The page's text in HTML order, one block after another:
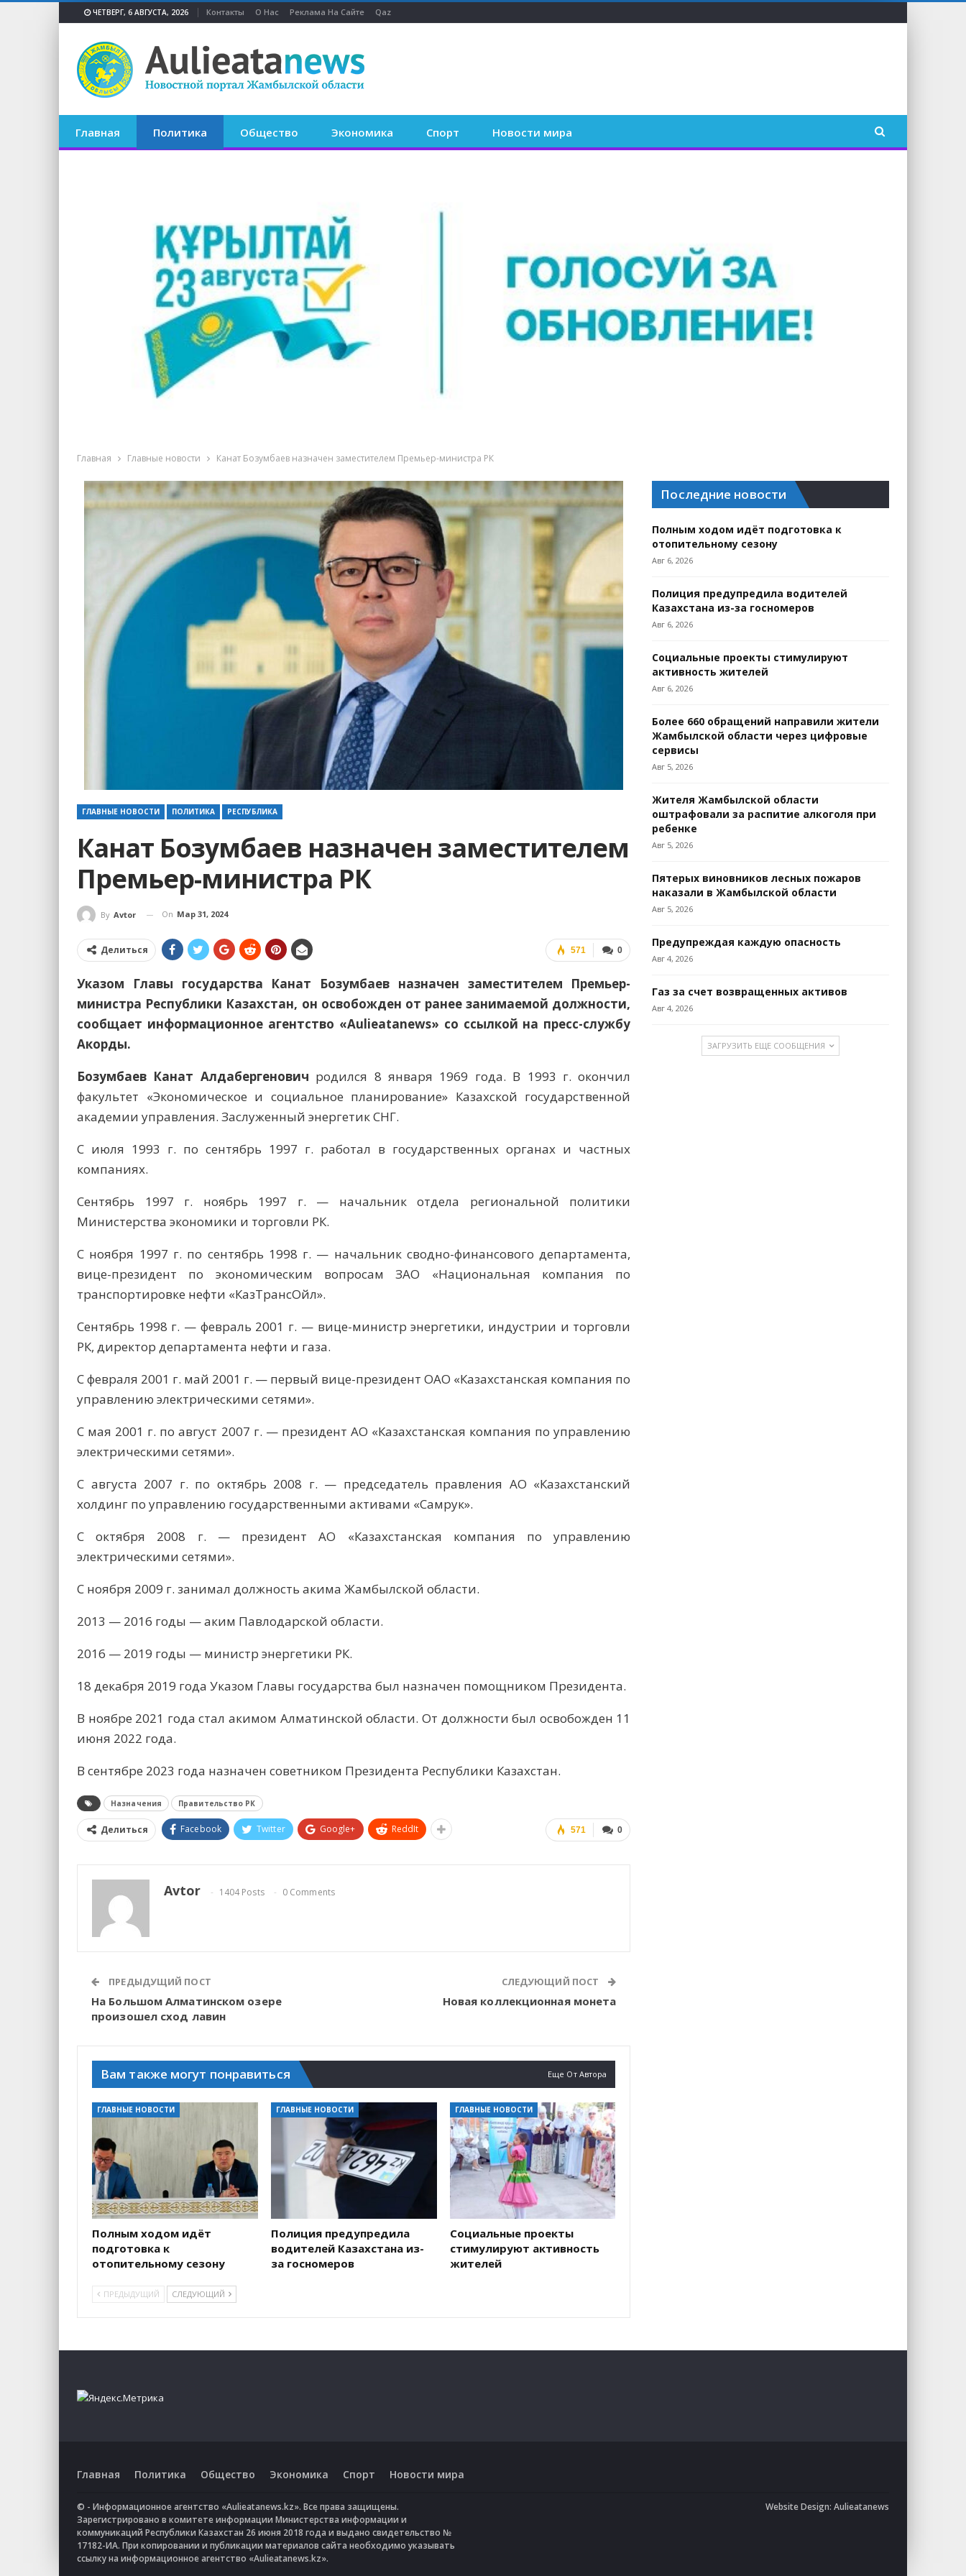
ЧЕТВЕРГ, 6 АВГУСТА, 2026 Контакты О Нас Реклама На Сайте Qaz
Главная Политика Общество Экономика Спорт Новости мира
Главная Главные новости Канат Бозумбаев назначен заместителем Премьер-министра РК
ГЛАВНЫЕ НОВОСТИ ПОЛИТИКА РЕСПУБЛИКА
Канат Бозумбаев назначен заместителем
Премьер-министра РК
By Avtor On Мар 31, 2024
0
571
Делиться
Указом Главы государства Канат Бозумбаев назначен заместителем Премьер-
министра Республики Казахстан, он освобожден от ранее занимаемой должности,
сообщает информационное агентство «Aulieatanews» со ссылкой на пресс-службу
Акорды.
Бозумбаев Канат Алдабергенович родился 8 января 1969 года. В 1993 г. окончил
факультет «Экономическое и социальное планирование» Казахской государственной
академии управления. Заслуженный энергетик СНГ.
С июля 1993 г. по сентябрь 1997 г. работал в государственных органах и частных
компаниях.
Сентябрь 1997 г. ноябрь 1997 г. — начальник отдела региональной политики
Министерства экономики и торговли РК.
С ноября 1997 г. по сентябрь 1998 г. — начальник сводно-финансового департамента,
вице-президент по экономическим вопросам ЗАО «Национальная компания по
транспортировке нефти «КазТрансОйл».
Сентябрь 1998 г. — февраль 2001 г. — вице-министр энергетики, индустрии и торговли
РК, директор департамента нефти и газа.
С февраля 2001 г. май 2001 г. — первый вице-президент ОАО «Казахстанская компания по
управлению электрическими сетями».
С мая 2001 г. по август 2007 г. — президент АО «Казахстанская компания по управлению
электрическими сетями».
С августа 2007 г. по октябрь 2008 г. — председатель правления АО «Казахстанский
холдинг по управлению государственными активами «Самрук».
С октября 2008 г. — президент АО «Казахстанская компания по управлению
электрическими сетями».
С ноября 2009 г. занимал должность акима Жамбылской области.
2013 — 2016 годы — аким Павлодарской области.
2016 — 2019 годы — министр энергетики РК.
18 декабря 2019 года Указом Главы государства был назначен помощником Президента.
В ноябре 2021 года стал акимом Алматинской области. От должности был освобожден 11
июня 2022 года.
В сентябре 2023 года назначен советником Президента Республики Казахстан.
Назначения Правительство РК
0
571
Делиться Facebook Twitter Google+ ReddIt
Avtor 1404 Posts 0 Comments
ПРЕДЫДУЩИЙ ПОСТ
На Большом Алматинском озере
произошел сход лавин
СЛЕДУЮЩИЙ ПОСТ
Новая коллекционная монета
Вам также могут понравиться Еще От Автора
ГЛАВНЫЕ НОВОСТИ
Полным ходом идёт
подготовка к
отопительному сезону
ГЛАВНЫЕ НОВОСТИ
Полиция предупредила
водителей Казахстана из-
за госномеров
ГЛАВНЫЕ НОВОСТИ
Социальные проекты
стимулируют активность
жителей
ПРЕДЫДУЩИЙ СЛЕДУЮЩИЙ
Последние новости
Полным ходом идёт подготовка к
отопительному сезону
Авг 6, 2026
Полиция предупредила водителей
Казахстана из-за госномеров
Авг 6, 2026
Социальные проекты стимулируют
активность жителей
Авг 6, 2026
Более 660 обращений направили жители
Жамбылской области через цифровые
сервисы
Авг 5, 2026
Жителя Жамбылской области
оштрафовали за распитие алкоголя при
ребенке
Авг 5, 2026
Пятерых виновников лесных пожаров
наказали в Жамбылской области
Авг 5, 2026
Предупреждая каждую опасность
Авг 4, 2026
Газ за счет возвращенных активов
Авг 4, 2026
ЗАГРУЗИТЬ ЕЩЕ СООБЩЕНИЯ
Главная Политика Общество Экономика Спорт Новости мира
© - Информационное агентство «Aulieatanews.kz». Все права защищены.
Зарегистрировано в комитете информации Министерства информации и
коммуникаций Республики Казахстан 26 июня 2018 года и выдано свидетельство №
17182-ИА. При копировании и публикации материалов сайта необходимо указывать
ссылку на информационное агентство «Aulieatanews.kz».
Website Design: Aulieatanews